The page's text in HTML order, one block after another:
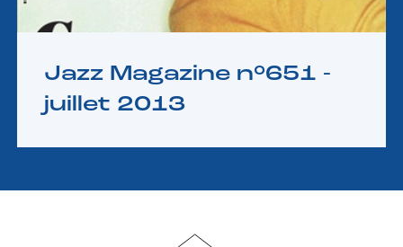
Jazz Magazine n°651 -
juillet 2013